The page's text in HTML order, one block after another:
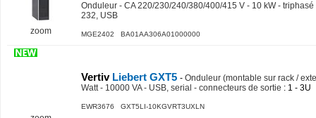
zoom
Onduleur - CA 220/230/240/380/400/415 V - 10 kW -
232, USB
MGE2402 BA01AA306A01000000
VertivLiebert GXT5 - Onduleur (montable sur rack /
Watt - 10000 VA - USB, serial - connecteurs de sortie : 1 - 3U
EWR3676 GXT5LI-10KGVRT3UXLN